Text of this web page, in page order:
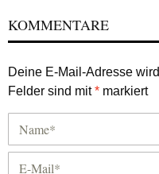
KOMMENTARE
Deine E-Mail-Adresse
Felder sind mit* markiert